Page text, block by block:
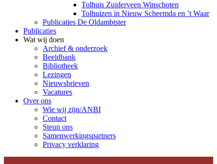
Tolhuis Zuiderveen Winschoten
Tolhuizen in Nieuw Scheemda en ’t Waar
Publicaties De Oldambtster
Publicaties
Wat wij doen
Archief & onderzoek
Beeldbank
Bibliotheek
Lezingen
Nieuwsbrieven
Vacatures
Over ons
Wie wij zijn/ANBI
Contact
Steun ons
Samenwerkingspartners
Privacy verklaring